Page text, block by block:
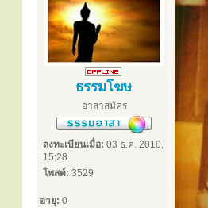
ธรรมโฆษ
อาสาสมัคร
ลงทะเบียนเมื่อ: 03 ธ.ค. 2010,
15:28
โพสต์: 3529
อายุ: 0